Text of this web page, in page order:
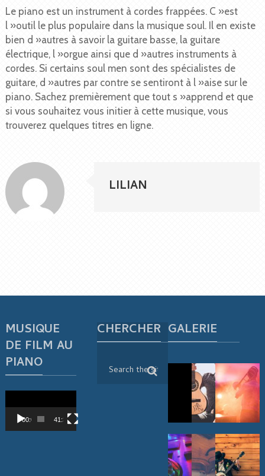
Le piano est un instrument à cordes frappées. C »est
l »outil le plus populaire dans la musique soul. Il en existe
bien d »autres à savoir la guitare basse, la guitare
électrique, l »orgue ainsi que d »autres instruments à
cordes. Si certains soul men sont des spécialistes de
guitare, d »autres par contre se sentiront à l »aise sur le
piano. Sachez premièrement que tout s »apprend et que
si vous souhaitez vous initier à cette musique, vous
trouverez quelques titres en ligne.
LILIAN
MUSIQUE
DE FILM AU
PIANO
vidéo
00:00 41:38
CHERCHER GALERIE